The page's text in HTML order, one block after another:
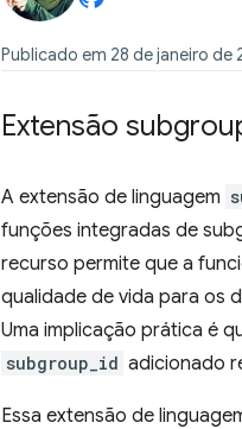
Publicado em 28 de janeiro de
Extensão
A extensão de linguagem
funções integradas de
recurso permite que a
qualidade de vida para os
Uma implicação prática é
subgroup_id adicionado
Essa extensão de